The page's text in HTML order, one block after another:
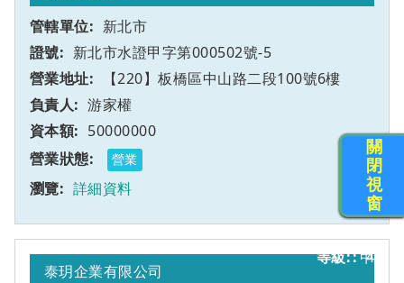
新北市
新北市水證甲字第000502號-5
【220】板橋區中山路二段100號6樓
游家權
50000000
營業
詳細資料
4
泰玥企業有限公司
甲
關
閉
視
窗